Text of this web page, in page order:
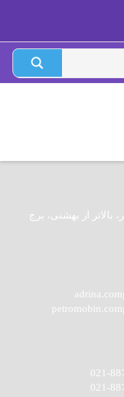
بالاتر از بهشتی، برج
021-
021-